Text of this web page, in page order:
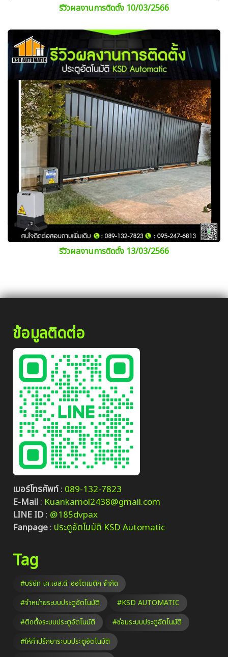
รีวิวผลงานการติดตั้ง 10/03/2566
รีวิวผลงานการติดตั้ง 13/03/2566
ข้อมูลติดต่อ
เบอร์โทรศัพท์: 089-132-7823
E-Mail: Kuankamol2438@gmail.com
LINE ID: @185dvpax
Fanpage: ประตูอัตโนมัติ KSD Automatic
Tag
#บริษัท เค.เอส.ดี. ออโตเมติก จำกัด
#จำหน่ายระบบประตูอัตโนมัติ
#KSD AUTOMATIC
#ติดตั้งระบบประตูอัตโนมัติ
#ซ่อมระบบประตูอัตโนมัติ
#ให้คำปรึกษาระบบประตูอัตโนมัติ